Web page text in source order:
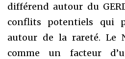
différend autour du
conflits potentiels qui
autour de la rareté. Le
comme un facteur